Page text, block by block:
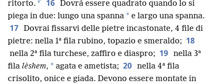
ritorto.
16 Dovrà essere quadrato quando lo si
piega in due: lungo una spanna * e largo una spanna.
17 Dovrai fissarvi delle pietre incastonate, 4 file di
pietre: nella 1ª fila rubino, topazio e smeraldo; 18
nella 2ª fila turchese, zaffiro e diaspro; 19 nella 3ª
fila lèshem, * agata e ametista; 20 nella 4ª fila
crisolito, onice e giada. Devono essere montate in